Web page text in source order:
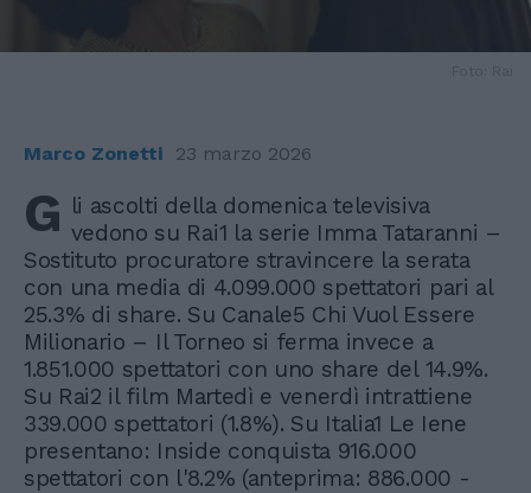
Marco Zonetti 23 marzo 2026
G li ascolti della domenica televisiva
vedono su Rai1 la serie Imma Tataranni –
Sostituto procuratore stravincere la serata
con una media di 4.099.000 spettatori pari al
25.3% di share. Su Canale5 Chi Vuol Essere
Milionario – Il Torneo si ferma invece a
1.851.000 spettatori con uno share del 14.9%.
Su Rai2 il film Martedì e venerdì intrattiene
339.000 spettatori (1.8%). Su Italia1 Le Iene
presentano: Inside conquista 916.000
spettatori con l'8.2% (anteprima: 886.000 -